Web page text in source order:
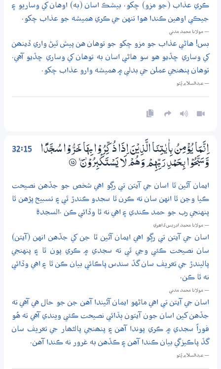
ڪري عذاب (جو مزو) چکو. بيشڪ اسان (به) اوهان کي وساريو ۽
جيڪي اوهين ڪندا هوا تنهن جي ڪري هميشه جو عذاب چکو.
— مولانا محمد مدني
بس! هاڻي عذاب جو مزو چکو جو توهان هن پيش ٿيڻ واري ڏينھن
کي وساري ڇڏيو هو سو هاڻي اسان به توهان کي وساري ڇڏيو آهي.
توهان پنھنجي عملن جي بدلي ۾ هميشه وارو عذاب چکو.
— عبدالسلام ڀُٽو
32:15
اِنَّـمَا يُؤْمِنُ بِاٰيٰتِنَا الَّذِيْنَ اِذَا ذُكِّرُوْا بِهَا خَرُّوْا سُـجَّدًا
وَّسَبَّحُوْا بِـحَمْدِ رَبِّهِمْ وَهُمْ لَا يَسْتَكْبِرُوْنَ ۞
۝15
ايمان آڻين ٿا اسان جي آيتن تي رڳو اهي شخص جو جڏهن نصيحت
ڪيا وڃن ٿا انهن سان ته ڪرن ٿا سجدو ڪندڙ ٿي ۽ تسبيح پڙهن ٿا
پنهنجي رب جو حمد ڪندي ۽ اهي نه ٿا وڏائي ڪن .السجدة
— مولانا محمد ادريس ڏاھري
اسان جي آيتن تي رڳو اهي ايمان آڻين ٿا جن کي جڏهن انهن (آيتن)
سان نصيحت ڪئي وڃي ٿي ته سجدي ۾ ڪري پون ٿا ۽ پنهنجي
پاليندڙ جي تعريف سان گڏ سندس پاڪائي بيان ڪن ٿا ۽ اهي وڏائي
نه ٿا ڪن.
— مولانا محمد مدني
اسان جي آيتن تي اهي ماڻهو ايمان آڻيندا آهن جن جو حال هي آهي ته
جڏهن کين اسان جون آيتون ٻڌائي نصيحت ڪئي ويندي آهي ته هُو
فوراً سجدي ۾ ڪري پوندا آهن ۽ پنھنجي پالڻھار جي تعريف سان
گڏ پاڪيزگي بيان ڪندا آهن ۽ ڪڏهن به غرور نه ڪندا آهن.
— عبدالسلام ڀُٽو